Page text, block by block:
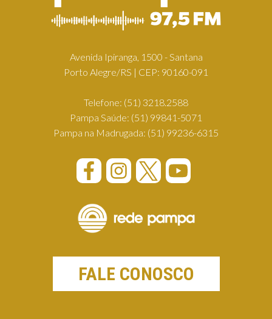
Avenida Ipiranga, 1500 - Santana
Porto Alegre/RS | CEP: 90160-091
Telefone: (51) 3218.2588
Pampa Saúde: (51) 99841-5071
Pampa na Madrugada: (51) 99236-6315
FALE CONOSCO